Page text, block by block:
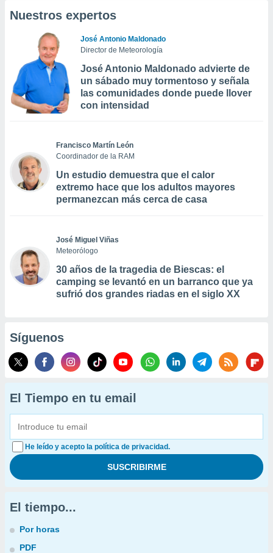
Nuestros expertos
José Antonio Maldonado
Director de Meteorología
José Antonio Maldonado advierte de
un sábado muy tormentoso y señala
las comunidades donde puede llover
con intensidad
Francisco Martín León
Coordinador de la RAM
Un estudio demuestra que el calor
extremo hace que los adultos mayores
permanezcan más cerca de casa
José Miguel Viñas
Meteorólogo
30 años de la tragedia de Biescas: el
camping se levantó en un barranco que ya
sufrió dos grandes riadas en el siglo XX
Síguenos
El Tiempo en tu email
He leído y acepto la política de privacidad.
El tiempo...
Por horas
PDF